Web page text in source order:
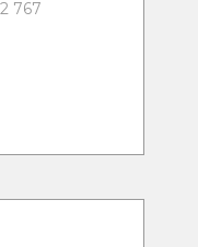
767